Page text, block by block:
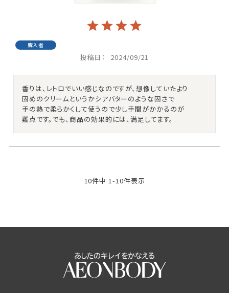
購入者
投稿日 2024/09/21
香りは、レトロでいい感じなのですが、想像していたより
固めのクリームというかシアバターのような固さで
手の熱で柔らかくして使うので少し手間がかかるのが
難点です。でも、商品の効果的には、満足してます。
10件中 1-10件表示